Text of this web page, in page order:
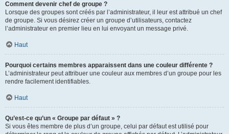
Comment devenir chef de groupe ?
Lorsque des groupes sont créés par l’administrateur, il leur est attribué un chef
de groupe. Si vous désirez créer un groupe d’utilisateurs, contactez
l’administrateur en premier lieu en lui envoyant un message privé.
Haut
Pourquoi certains membres apparaissent dans une couleur différente ?
L’administrateur peut attribuer une couleur aux membres d’un groupe pour les
rendre facilement identifiables.
Haut
Qu’est-ce qu’un « Groupe par défaut » ?
Si vous êtes membre de plus d’un groupe, celui par défaut est utilisé pour